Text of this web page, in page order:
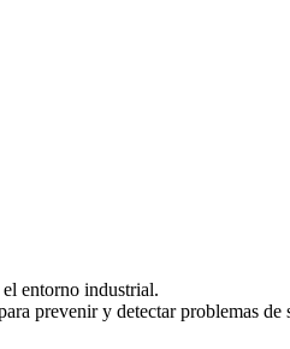
entorno industrial.
prevenir y detectar problemas de